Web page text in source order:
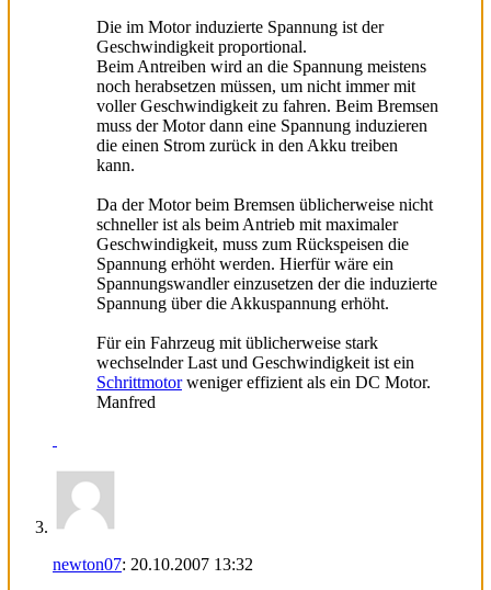
Die im Motor induzierte Spannung ist der
Geschwindigkeit proportional.
Beim Antreiben wird an die Spannung meistens
noch herabsetzen müssen, um nicht immer mit
voller Geschwindigkeit zu fahren. Beim Bremsen
muss der Motor dann eine Spannung induzieren
die einen Strom zurück in den Akku treiben
kann.
Da der Motor beim Bremsen üblicherweise nicht
schneller ist als beim Antrieb mit maximaler
Geschwindigkeit, muss zum Rückspeisen die
Spannung erhöht werden. Hierfür wäre ein
Spannungswandler einzusetzen der die induzierte
Spannung über die Akkuspannung erhöht.
Für ein Fahrzeug mit üblicherweise stark
wechselnder Last und Geschwindigkeit ist ein
Schrittmotorweniger effizient als ein DC Motor.
Manfred
newton07: 20.10.2007 13:32